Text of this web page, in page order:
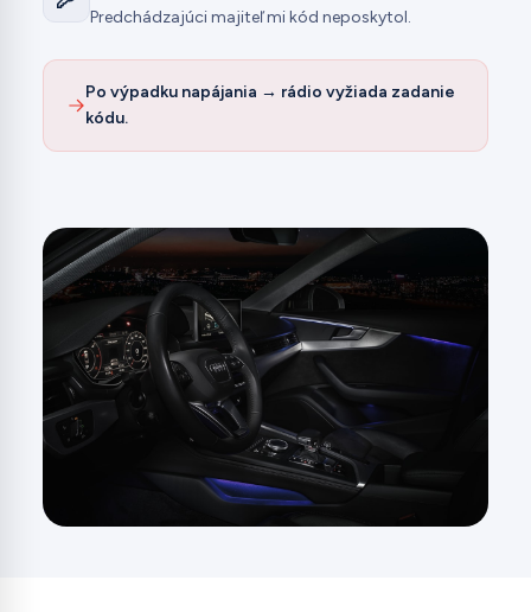
Predchádzajúci majiteľ mi kód neposkytol.
Po výpadku napájania → rádio vyžiada zadanie
kódu.